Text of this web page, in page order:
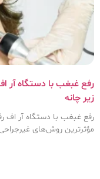
رفع غبغب با دستگاه آر
زیر چانه
رفع غبغب با دستگاه آر اف
مؤثرترین روش‌های